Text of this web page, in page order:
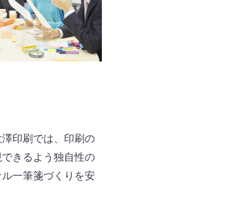
印刷では、印刷の
きるよう独自性の
一筆箋づくりを安